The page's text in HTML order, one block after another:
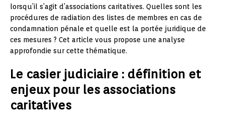
lorsqu’il s’agit d’associations caritatives. Quelles sont les
procédures de radiation des listes de membres en cas de
condamnation pénale et quelle est la portée juridique de
ces mesures ? Cet article vous propose une analyse
approfondie sur cette thématique.
Le casier judiciaire : définition et
enjeux pour les associations
caritatives